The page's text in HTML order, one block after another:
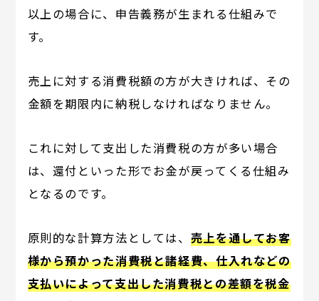
以上の場合に、申告義務が生まれる仕組みで
す。
売上に対する消費税額の方が大きければ、その
金額を期限内に納税しなければなりません。
これに対して支出した消費税の方が多い場合
は、還付といった形でお金が戻ってくる仕組み
となるのです。
原則的な計算方法としては、 売上を通してお客
様から預かった消費税と諸経費、仕入れなどの
支払いによって支出した消費税との差額を税金